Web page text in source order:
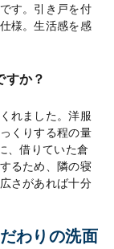
す。引き戸を付
様。生活感を感
すか？
れました。洋服
くりする程の量
、借りていた倉
るため、隣の寝
さがあれば十分
わりの洗面